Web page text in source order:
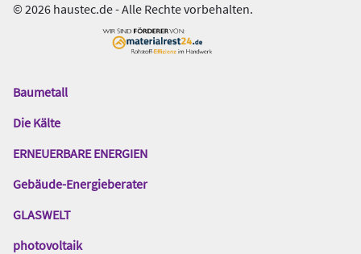
© 2026 haustec.de - Alle Rechte vorbehalten.
Das
Gentner
Baumetall
Die Kälte
ERNEUERBARE ENERGIEN
Gebäude-Energieberater
GLASWELT
photovoltaik